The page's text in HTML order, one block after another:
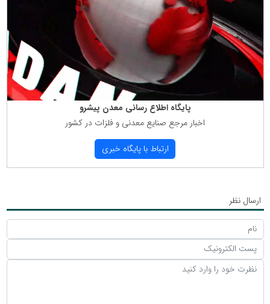
پایگاه اطلاع رسانی معدن پیشرو
اخبار مرجع صنایع معدنی و فلزات در كشور
ارتباط با پایگاه خبری
ارسال نظر